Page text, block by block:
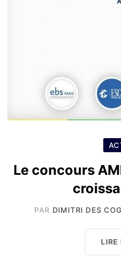
Le concours
PAR DIMITRI DES
LIRE